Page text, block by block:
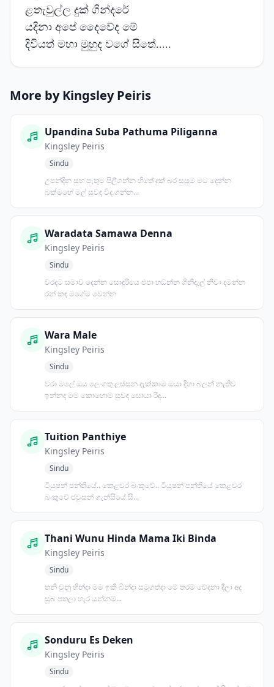
ළතැවුල්ල දුක් ගින්දරේ
යදිනා අපේ දෛවේද මේ
දිවියත් මහා මුහුද වගේ සිතේ.....
More by Kingsley Peiris
Upandina Suba Pathuma Piliganna
Kingsley Peiris
Sindu
උපන්දින සුභ පැතුම පිලිගන්න හිතේ දුක් බර සුසුම මට දෙන්න
බක්මහේ මල් සුවඳ විද ගන්න...
Waradata Samawa Denna
Kingsley Peiris
Sindu
වරදට සමාව දෙන්න සොඳුරියෙ එපා හඞන්න ගිනිදැල් නිවා දමන්න
රන් කඳ මගේම වෙන්න
Wara Male
Kingsley Peiris
Sindu
වරා මලේ ඔය ලෙංගතු ලස්සන දැක්කාම ඔයා දිහා බලන් නැතිව
ඉන්නද මම කොහොම සුවඳ සොයා රිද...
Tuition Panthiye
Kingsley Peiris
Sindu
ටියුෂන් පන්තියේ.. කෙළවර බංකුවේ.. ටියුෂන් පන්තියේ කෙළවර
බංකුවේ ජවුසන් ගැන්සියේ සි...
Thani Wunu Hinda Mama Iki Binda
Kingsley Peiris
Sindu
තනි වුනු හින්දා මම ඉකි බින්දා සමුගත්දා මේ තරම් වේදනා දීලා අද
සුබ පතලා හැර යන්නම්...
Sonduru Es Deken
Kingsley Peiris
Sindu